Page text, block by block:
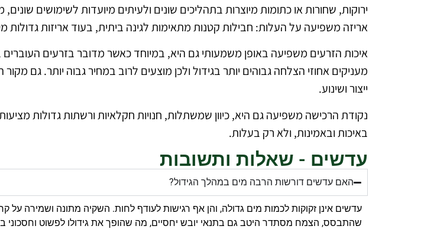
ירוקות, שחורות או כתומות מיוצרות בתהליכים שונים ולעיתים מיועדות לשימושים
אריזה משפיעה על העלות: חבילות קטנות מתאימות לגינה ביתית, בעוד אריזות
איכות הזרעים משפיעה באופן משמעותי גם היא, במיוחד כאשר מדובר בזרעים העוברים
מעניקים אחוזי הצלחה גבוהים יותר בגידול ולכן מוצעים לרוב במחיר גבוה יותר. גם
ייצור ושינוע.
נקודת הרכישה משפיעה גם היא, כיוון שמשתלות, חנויות חקלאיות ורשתות גדולות
באיכות ובאמינות, ולא רק בעלות.
עדשים - שאלות ותשובות
האם עדשים דורשות הרבה מים במהלך הגידול?
עדשים אינן זקוקות לכמות מים גדולה, והן אף רגישות לעודף לחות. השקיה מתונה
שהתבסס, הצמח מסתדר היטב גם בתנאי יובש יחסיים, מה שהופך את גידולו לפשוט וחסכוני